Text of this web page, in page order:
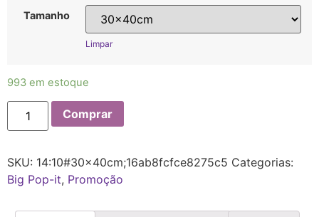
Tamanho
Limpar
993 em estoque
Comprar
SKU: 14:10#30x40cm;16ab8fcfce8275c5 Categorias:
Big Pop-it, Promoção